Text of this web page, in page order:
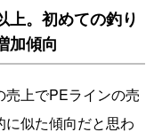
上。初めての釣り
加傾向
上でPEラインの売
似た傾向だと思わ